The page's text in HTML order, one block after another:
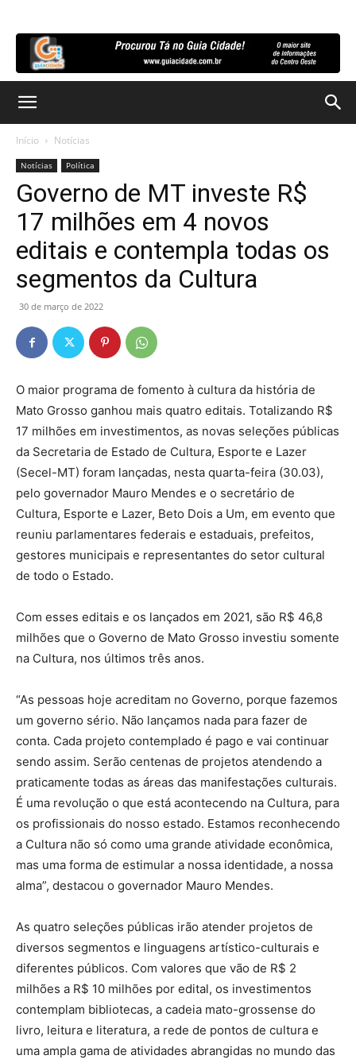
Início Notícias
Notícias Política
Governo de MT investe R$
17 milhões em 4 novos
editais e contempla todas os
segmentos da Cultura
30 de março de 2022
O maior programa de fomento à cultura da história de
Mato Grosso ganhou mais quatro editais. Totalizando R$
17 milhões em investimentos, as novas seleções públicas
da Secretaria de Estado de Cultura, Esporte e Lazer
(Secel-MT) foram lançadas, nesta quarta-feira (30.03),
pelo governador Mauro Mendes e o secretário de
Cultura, Esporte e Lazer, Beto Dois a Um, em evento que
reuniu parlamentares federais e estaduais, prefeitos,
gestores municipais e representantes do setor cultural
de todo o Estado.
Com esses editais e os lançados em 2021, são R$ 46,8
milhões que o Governo de Mato Grosso investiu somente
na Cultura, nos últimos três anos.
“As pessoas hoje acreditam no Governo, porque fazemos
um governo sério. Não lançamos nada para fazer de
conta. Cada projeto contemplado é pago e vai continuar
sendo assim. Serão centenas de projetos atendendo a
praticamente todas as áreas das manifestações culturais.
É uma revolução o que está acontecendo na Cultura, para
os profissionais do nosso estado. Estamos reconhecendo
a Cultura não só como uma grande atividade econômica,
mas uma forma de estimular a nossa identidade, a nossa
alma”, destacou o governador Mauro Mendes.
As quatro seleções públicas irão atender projetos de
diversos segmentos e linguagens artístico-culturais e
diferentes públicos. Com valores que vão de R$ 2
milhões a R$ 10 milhões por edital, os investimentos
contemplam bibliotecas, a cadeia mato-grossense do
livro, leitura e literatura, a rede de pontos de cultura e
uma ampla gama de atividades abrangidas no mundo das